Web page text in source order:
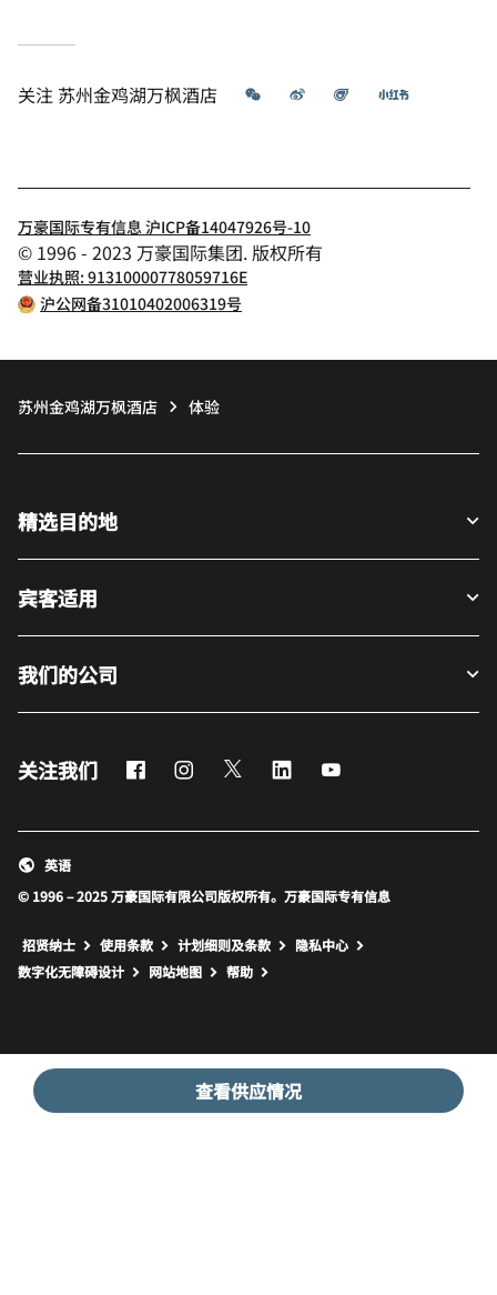
查看供应情况
关注 苏州金鸡湖万枫酒店 微信 微博 飞猪 小红书
万豪国际专有信息 沪ICP备14047926号-10
© 1996 - 2023 万豪国际集团. 版权所有
营业执照: 91310000778059716E
沪公网备31010402006319号
苏州金鸡湖万枫酒店 体验
精选目的地
宾客适用
我们的公司
关注我们 FacebookInstagram
Twitter LinkedIn
© 1996 – 2025 万豪国际有限公司版权所有。万豪国际专有信息
英语
招贤纳士 使用条款 计划细则及条款
隐私中心
数字化无障碍设计
网站地图 打开新窗口
帮助